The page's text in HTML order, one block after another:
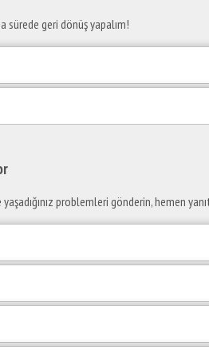
sürede geri dönüş yapalım!
problemleri gönderin, hemen